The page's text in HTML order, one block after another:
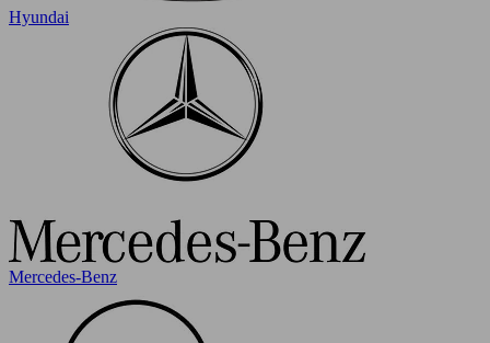
Hyundai
Mercedes-Benz